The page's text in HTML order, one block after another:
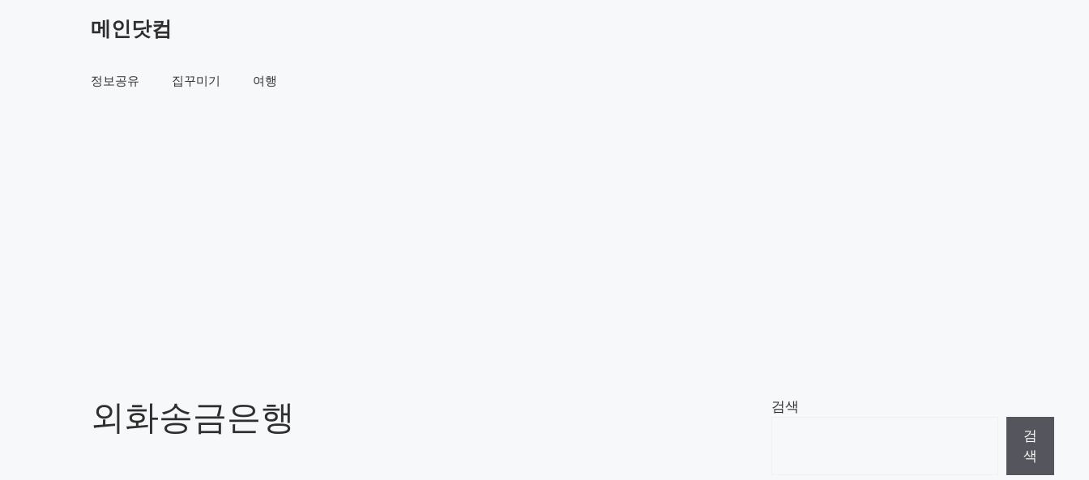
메인닷컴
정보공유 집꾸미기 여행
외화송금은행
검색
검
색